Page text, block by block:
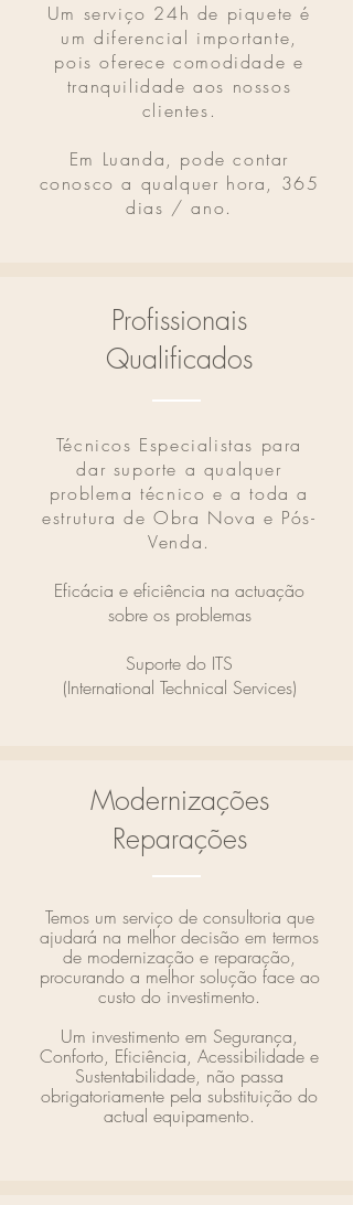
Um serviço 24h de piquete é
um diferencial importante,
pois oferece comodidade e
tranquilidade aos nossos
clientes.
Em Luanda, pode contar
conosco a qualquer hora, 365
dias / ano.
Profissionais
Qualificados
Técnicos Especialistas para
dar suporte a qualquer
problema técnico e a toda a
estrutura de Obra Nova e Pós-
Venda.
Eficácia e eficiência na actuação
sobre os problemas
Suporte do ITS
(International Technical Services)
Modernizações
Reparações
Temos um serviço de consultoria que
ajudará na melhor decisão em termos
de modernização e reparação,
procurando a melhor solução face ao
custo do investimento.
Um investimento em Segurança,
Conforto, Eficiência, Acessibilidade e
Sustentabilidade, não passa
obrigatoriamente pela substituição do
actual equipamento.